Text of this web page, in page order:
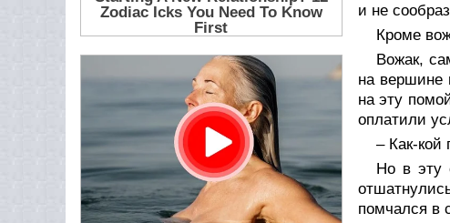
и не
Кроме
Вожак,
на вершине
на эту
оплатили
– Как-кой
Но в эту
помчался в